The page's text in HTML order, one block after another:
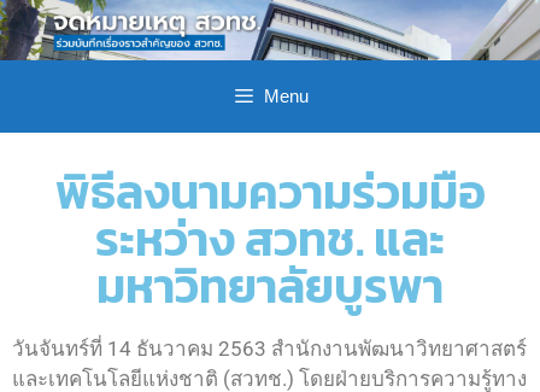
Menu
พิธีลงนามความร่วมมือ
ระหว่าง สวทช. และ
มหาวิทยาลัยบูรพา
วันจันทร์ที่ 14 ธันวาคม 2563 สำนักงานพัฒนาวิทยาศาสตร์
และเทคโนโลยีแห่งชาติ (สวทช.) โดยฝ่ายบริการความรู้ทาง